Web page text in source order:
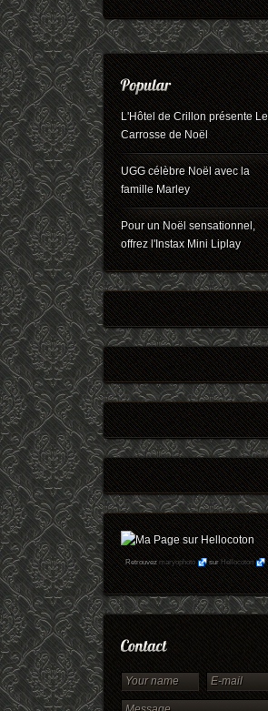
L'Hôtel de Crillon présente Le
Carrosse de Noël
UGG célèbre Noël avec la
famille Marley
Pour un Noël sensationnel,
offrez l'Instax Mini Liplay
Retrouvezmaryophoto surHellocoton